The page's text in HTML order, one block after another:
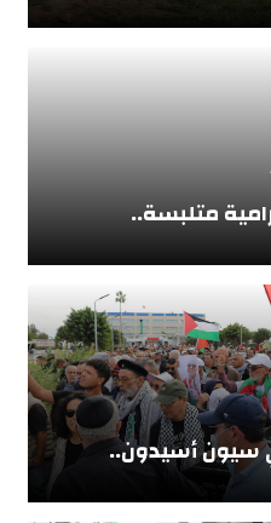
متلبسة..
سيون أسيدون..